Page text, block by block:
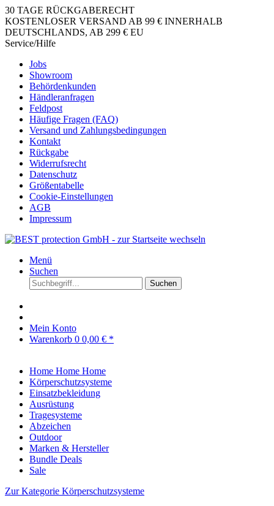
30 TAGE RÜCKGABERECHT
KOSTENLOSER VERSAND AB 99 € INNERHALB
DEUTSCHLANDS, AB 299 € EU
Service/Hilfe
Jobs
Showroom
Behördenkunden
Händleranfragen
Feldpost
Häufige Fragen (FAQ)
Versand und Zahlungsbedingungen
Kontakt
Rückgabe
Widerrufsrecht
Datenschutz
Größentabelle
Cookie-Einstellungen
AGB
Impressum
Menü
Suchen
Suchen
Mein Konto
Warenkorb 0 0,00 € *
Home Home Home
Körperschutzsysteme
Einsatzbekleidung
Ausrüstung
Tragesysteme
Abzeichen
Outdoor
Marken & Hersteller
Bundle Deals
Sale
Zur Kategorie Körperschutzsysteme